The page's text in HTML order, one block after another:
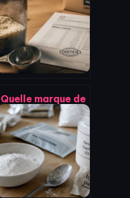
Quelle marque de
protéine choisir ?
5 critères de
pureté pour ne
plus se tromper